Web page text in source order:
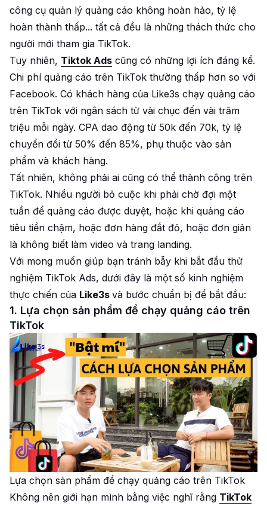
công cụ quản lý quảng cáo không hoàn hảo, tỷ lệ
hoàn thành thấp... tất cả đều là những thách thức cho
người mới tham gia TikTok.
Tuy nhiên, Tiktok Ads cũng có những lợi ích đáng kể.
Chi phí quảng cáo trên TikTok thường thấp hơn so với
Facebook. Có khách hàng của Like3s chạy quảng cáo
trên TikTok với ngân sách từ vài chục đến vài trăm
triệu mỗi ngày. CPA dao động từ 50k đến 70k, tỷ lệ
chuyển đổi từ 50% đến 85%, phụ thuộc vào sản
phẩm và khách hàng.
Tất nhiên, không phải ai cũng có thể thành công trên
TikTok. Nhiều người bỏ cuộc khi phải chờ đợi một
tuần để quảng cáo được duyệt, hoặc khi quảng cáo
tiêu tiền chậm, hoặc đơn hàng đắt đỏ, hoặc đơn giản
là không biết làm video và trang landing.
Với mong muốn giúp bạn tránh bẫy khi bắt đầu thử
nghiệm TikTok Ads, dưới đây là một số kinh nghiệm
thực chiến của Like3s và bước chuẩn bị để bắt đầu:
1. Lựa chọn sản phẩm để chạy quảng cáo trên
TikTok
Lựa chọn sản phẩm để chạy quảng cáo trên TikTok
Không nên giới hạn mình bằng việc nghĩ rằng TikTok